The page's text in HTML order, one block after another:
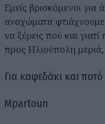
Εμείς βρισκόμενοι
αναχώματα
να ξέρεις πού και
προς Ηλιούπολη
Για καφεδάκι και ποτό
Mpartoun